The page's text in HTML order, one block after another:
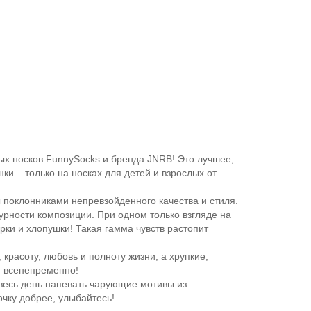
носков FunnySocks и бренда JNRB! Это лучшее,
– только на носках для детей и взрослых от
непревзойденного качества и стиля.
композиции. При одном только взгляде на
и хлопушки! Такая гамма чувств растопит
любовь и полноту жизни, а хрупкие,
всенепременно!
день напевать чарующие мотивы из
добрее, улыбайтесь!